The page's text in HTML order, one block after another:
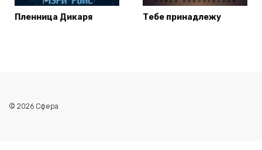
Пленница Дикаря Тебе принадлежу
© 2026 Сфера